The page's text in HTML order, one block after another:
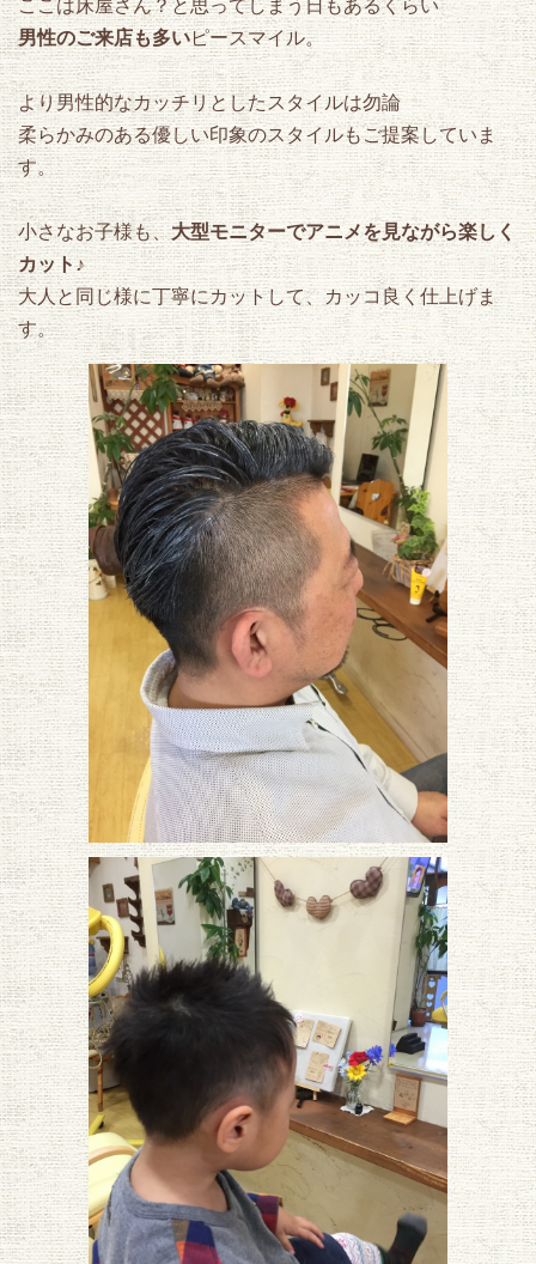
2019.01.05
ブログを更新しましたφ(・ω・ )2019年明けました♪の巻き
2017.04.29
ブログを更新しました( ..)φお花を買いに行く♪の巻き
2017.04.11
手づくり新聞「笑日和」最新号ムリやり配布中ぅ～！
2017.04.11
ブログを更新しましたφ(・ω・ )カットの合間は読書の時間♪の巻
き
2017.03.31
ブログを更新しました( ..)φ秩父日帰り温泉に行ってきた♪の巻き
2017.03.23
ブログを更新しましたφ(・ω・ )美味しい差し入れありがとう♪の
巻
2017.03.20
ブログを更新しましたφ(・ω・ )兄弟でカットにやってきた♪の巻
2017.03.19
アメブロ（ブログ）始めましたφ(・ω・ )
2017.02.21
只今ホームページ制作中─=≡Σ((( つ•̀ω•́)つ
ここは床屋さん？と思ってしまう日もあるくらい
男性のご来店も多いピースマイル。
より男性的なカッチリとしたスタイルは勿論
柔らかみのある優しい印象のスタイルもご提案していま
す。
小さなお子様も、大型モニターでアニメを見ながら楽しく
カット♪
大人と同じ様に丁寧にカットして、カッコ良く仕上げま
す。